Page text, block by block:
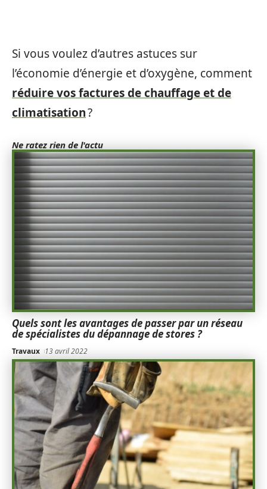
Si vous voulez d’autres astuces sur
l’économie d’énergie et d’oxygène, comment
réduire vos factures de chauffage et de
climatisation?
Ne ratez rien de l'actu
Quels sont les avantages de passer par un réseau
de spécialistes du dépannage de stores ?
Travaux 13 avril 2022